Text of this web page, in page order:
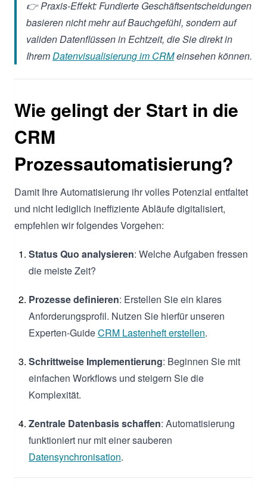
👉 Praxis-Effekt: Fundierte Geschäftsentscheidungen
basieren nicht mehr auf Bauchgefühl, sondern auf
validen Datenflüssen in Echtzeit, die Sie direkt in
IhremDatenvisualisierung im CRMeinsehen können.
Wie gelingt der Start in die
CRM
Prozessautomatisierung?
Damit Ihre Automatisierung ihr volles Potenzial entfaltet
und nicht lediglich ineffiziente Abläufe digitalisiert,
empfehlen wir folgendes Vorgehen:
Status Quo analysieren: Welche Aufgaben fressen
die meiste Zeit?
Prozesse definieren: Erstellen Sie ein klares
Anforderungsprofil. Nutzen Sie hierfür unseren
Experten-GuideCRM Lastenheft erstellen.
Schrittweise Implementierung: Beginnen Sie mit
einfachen Workflows und steigern Sie die
Komplexität.
Zentrale Datenbasis schaffen: Automatisierung
funktioniert nur mit einer sauberen
Datensynchronisation.